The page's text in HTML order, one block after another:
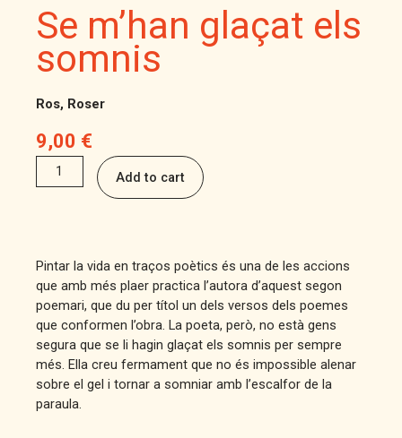
Se m’han glaçat els
somnis
Ros, Roser
9,00 €
m’han
quantity
Add to cart
Pintar la vida en traços poètics és una de les accions
que amb més plaer practica l’autora d’aquest segon
poemari, que du per títol un dels versos dels poemes
que conformen l’obra. La poeta, però, no està gens
segura que se li hagin glaçat els somnis per sempre
més. Ella creu fermament que no és impossible alenar
sobre el gel i tornar a somniar amb l’escalfor de la
paraula.